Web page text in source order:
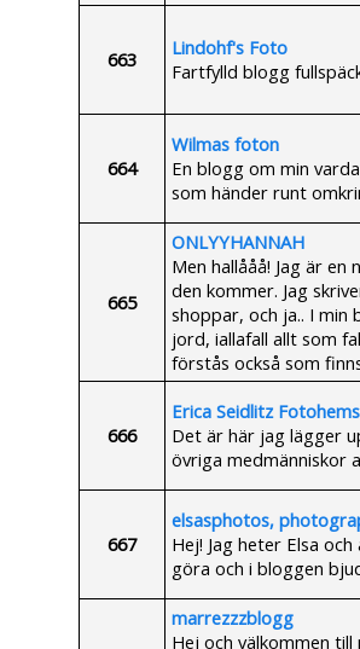
663
Lindohf's Foto
Fartfylld blogg
664
Wilmas foton
En blogg om min
som händer runt
665
ONLYYHANNAH
Men hallååå! Jag är
den kommer. Jag
shoppar, och ja.. I min
jord, iallafall allt som
förstås också som
666
Erica Seidlitz
Det är här jag lägger
övriga medmänniskor
667
elsasphotos,
Hej! Jag heter Elsa
göra och i bloggen
marrezzzblogg
Hej och välkommen